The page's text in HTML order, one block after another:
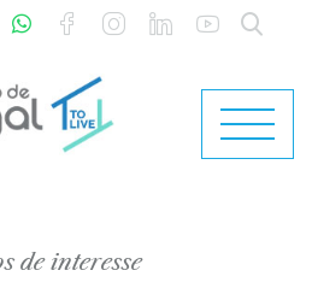
de interesse